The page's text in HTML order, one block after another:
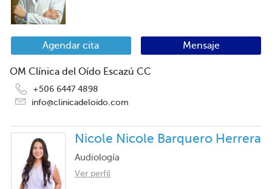
Agendar cita Mensaje
OM Clínica del Oído Escazú CC
+506 6447 4898
info@clinicadeloido.com
Nicole Nicole Barquero Herrera
Audiología
Ver perfil